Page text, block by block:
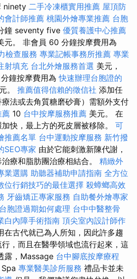
ninety 二手冷凍櫃實用推薦 屋頂防
會計師推薦 桃園外燴專業推薦 台胞
鐘 seventy five 優質養護中心推薦
元。 非會員 60 分鐘按摩費用為
檢查服務 專業記帳事務所推薦 專業
射填充 台北外燴服務首選 美元，
分鐘按摩費用為快速辦理台胞證的
。 推薦值得信賴的徵信社 添加任
法或去角質糖磨砂膏）需額外支付
薦 10 台中按摩服務推薦 美元。 在
快，最上方的死皮層被移除。 可
推薦名單 台中運動按摩服務 新竹撥
SEO專家 由於它能刺激新陳代謝，
療和脂肪團治療相結合。 精緻外
業選購 助聽器補助申請指南 全方位
位行銷技巧的最佳選擇 殺蟑螂高效
牙齒矯正專家服務 自助餐外燴專家
台胞證過期如何處理 台中中醫整骨
白內障手術指南 頂尖室內設計師作
在古代就已為人所知，因此許多趨
，而且在醫學領域也流行起來，這
露，Massage 台中腳底按摩療程
Spa 專業醫美診所服務 禮品卡並未